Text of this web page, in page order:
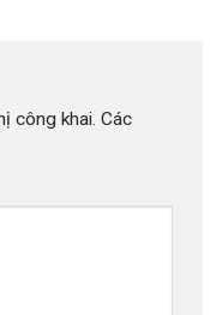
công khai. Các